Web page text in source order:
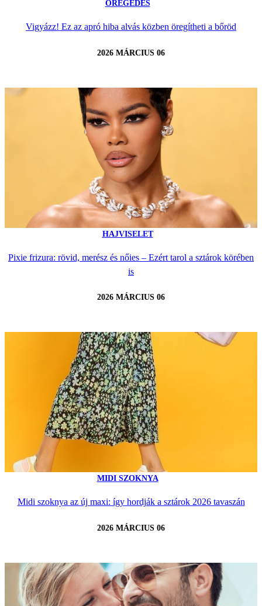
ÖREGEDÉS
Vigyázz! Ez az apró hiba alvás közben öregítheti a bőröd
2026 MÁRCIUS 06
HAJVISELET
Pixie frizura: rövid, merész és nőies – Ezért tarol a sztárok körében
is
2026 MÁRCIUS 06
MIDI SZOKNYA
Midi szoknya az új maxi: így hordják a sztárok 2026 tavaszán
2026 MÁRCIUS 06